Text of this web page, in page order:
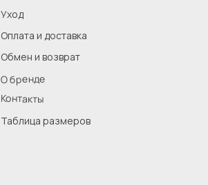
Оплата и доставка
Обмен и возврат
О бренде
Контакты
Таблица размеров
Уход